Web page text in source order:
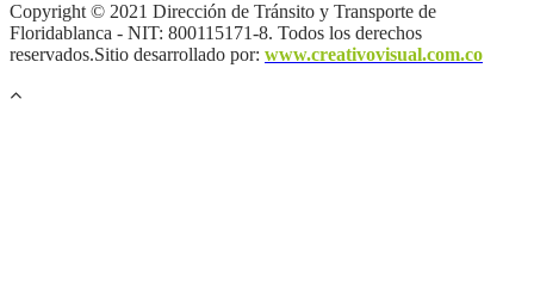
Copyright © 2021 Dirección de Tránsito y Transporte de
Floridablanca - NIT: 800115171-8. Todos los derechos
reservados.Sitio desarrollado por: www.creativovisual.com.co